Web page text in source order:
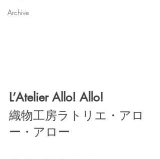
Archive
L’Atelier Allo! Allo!
織物工房ラトリエ・アロ
ー・アロー